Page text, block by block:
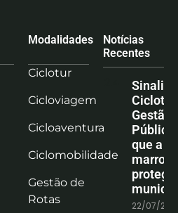
Modalidades
Ciclotur
Cicloviagem
Cicloaventura
Ciclomobilidade
Gestão de
Rotas
Notícias
Recentes
Gestão
que a
marrom
protege
22/07/